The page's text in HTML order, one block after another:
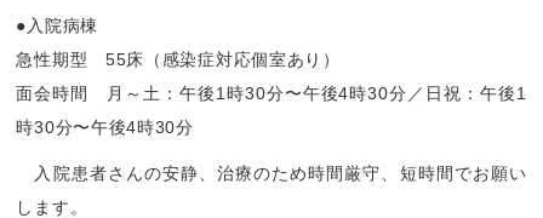
●入院病棟
急性期型 55床（感染症対応個室あり）
面会時間 月～土：午後1時30分〜午後4時30分／日祝：午後1
時30分〜午後4時30分
入院患者さんの安静、治療のため時間厳守、短時間でお願い
します。